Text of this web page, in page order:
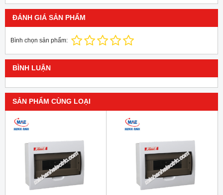
ĐÁNH GIÁ SẢN PHẨM
Bình chọn sản phẩm:
BÌNH LUẬN
SẢN PHẨM CÙNG LOẠI